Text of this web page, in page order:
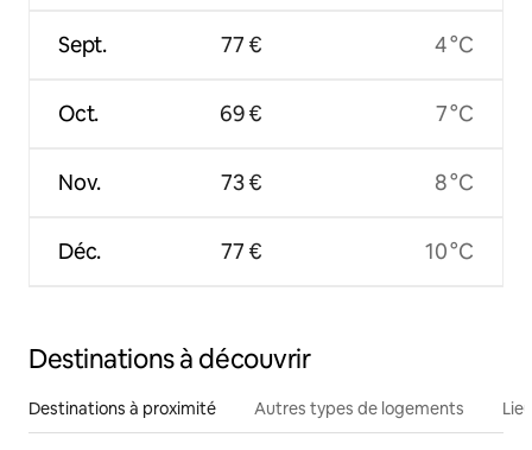
Sept.
Oct.
Nov.
Déc.
77 €
69 €
73 €
77 €
4 °C
7 °C
8 °C
10 °C
Destinations à découvrir
Destinations à proximité Autres types de logements